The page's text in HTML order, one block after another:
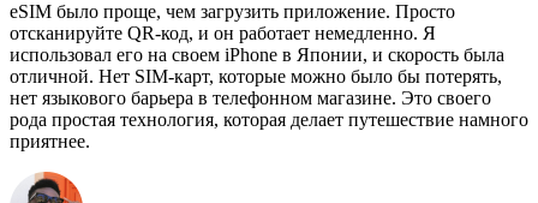
eSIM было проще, чем загрузить приложение. Просто
отсканируйте QR-код, и он работает немедленно. Я
использовал его на своем iPhone в Японии, и скорость была
отличной. Нет SIM-карт, которые можно было бы потерять,
нет языкового барьера в телефонном магазине. Это своего
рода простая технология, которая делает путешествие намного
приятнее.